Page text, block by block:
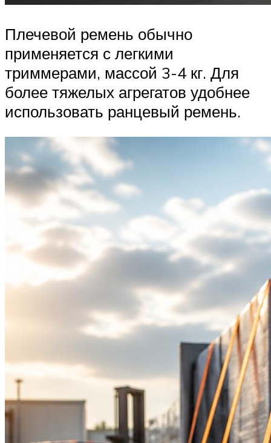
Плечевой ремень обычно
применяется с легкими
триммерами, массой 3-4 кг. Для
более тяжелых агрегатов удобнее
использовать ранцевый ремень.